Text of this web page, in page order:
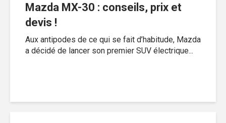
Mazda MX-30 : conseils, prix et
devis !
Aux antipodes de ce qui se fait d’habitude, Mazda
a décidé de lancer son premier SUV électrique...